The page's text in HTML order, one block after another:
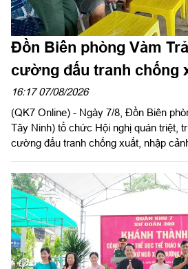
Đồn Biên phòng Vàm
cường đấu tranh chống
trái phép
16:17 07/08/2026
(QK7 Online) - Ngày 7/8, Đồn Biên
Tây Ninh) tổ chức Hội nghị quán triệt,
cường đấu tranh chống xuất, nhập